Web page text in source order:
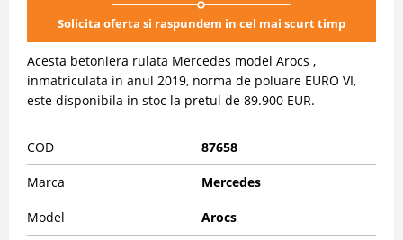
Solicita oferta si raspundem in cel mai scurt timp
Acesta betoniera rulata Mercedes model Arocs ,
inmatriculata in anul 2019, norma de poluare EURO VI,
este disponibila in stoc la pretul de 89.900 EUR.
COD 87658
Marca Mercedes
Model Arocs